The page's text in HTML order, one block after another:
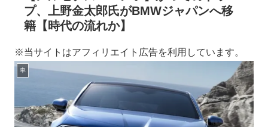
プ、上野金太郎氏がBMWジャパンへ移
籍【時代の流れか】
※当サイトはアフィリエイト広告を利用しています。
車